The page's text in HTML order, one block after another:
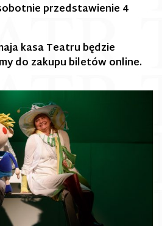
przedstawienie 4
kasa Teatru będzie
do zakupu biletów online.